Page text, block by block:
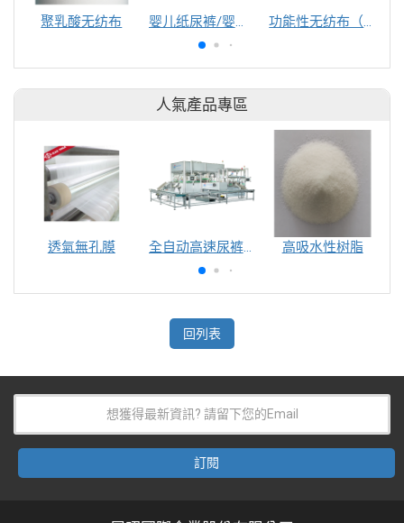
聚乳酸无纺布 婴儿纸尿裤/婴儿拉拉裤 功能性无纺布（亲水、抗老化、抗阻燃、高抗静电）
人氣產品專區
透氣無孔膜 全自动高速尿裤包装机（自动换号） 高吸水性树脂
回列表